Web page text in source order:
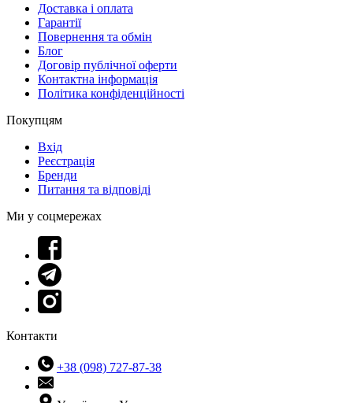
Доставка і оплата
Гарантії
Повернення та обмін
Блог
Договір публічної оферти
Контактна інформація
Політика конфіденційності
Покупцям
Вхід
Реєстрація
Бренди
Питання та відповіді
Ми у соцмережах
Контакти
+38 (098) 727-87-38